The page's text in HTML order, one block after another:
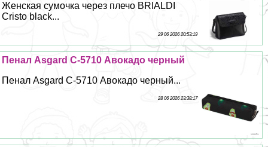
Женская сумочка через плечо BRIALDI
Cristo black...
29 06 2026 20:53:19
Пенал Asgard С-5710 Авокадо черный
Пенал Asgard С-5710 Авокадо черный...
28 06 2026 23:38:17